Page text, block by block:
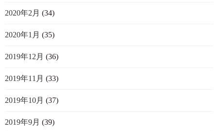
2020年2月 (34)
2020年1月 (35)
2019年12月 (36)
2019年11月 (33)
2019年10月 (37)
2019年9月 (39)